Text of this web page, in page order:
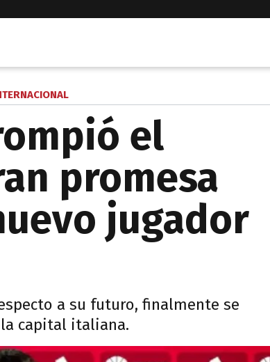
el
promesa
jugador
a su futuro, finalmente se
capital italiana.